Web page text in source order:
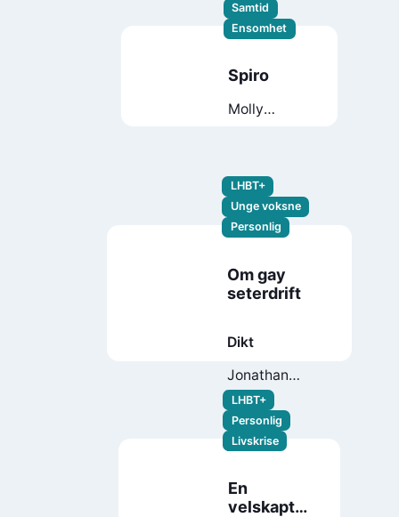
Samtid
Ensomhet
Spiro
Molly
LHBT+
Unge voksne
Personlig
Om gay
seterdrift
Dikt
Jonathan
August Lengali
LHBT+
Personlig
Livskrise
En
velskapt